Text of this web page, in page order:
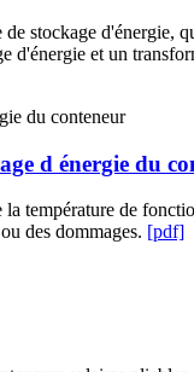
stockage
d'énergie et un
d énergie du
température de
des dommages. [pdf]